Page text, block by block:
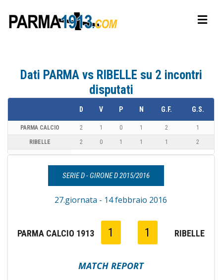
Dati PARMA vs RIBELLE su 2 incontri
disputati
D V P N G.F. G.S.
PARMA CALCIO 2 1 0 1 2 1
RIBELLE 2 0 1 1 1 2
SERIE D - GIRONE D 2015/2016
27.giornata - 14 febbraio 2016
PARMA CALCIO 1913 1 1 RIBELLE
MATCH REPORT